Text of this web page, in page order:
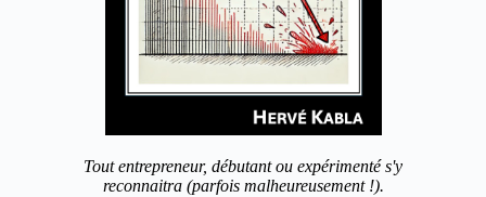
Tout entrepreneur, débutant ou expérimenté s'y
reconnaitra (parfois malheureusement !).